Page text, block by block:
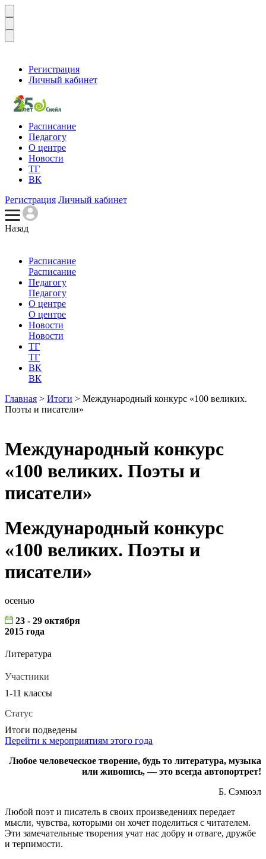
Регистрация
Личный кабинет
Расписание
Педагогу
О центре
Новости
ТГ
ВК
Регистрация Личный кабинет
Назад
Расписание
Расписание
Педагогу
Педагогу
О центре
О центре
Новости
Новости
ТГ
ТГ
ВК
ВК
Главная > Итоги > Международный конкурс «100 великих.
Поэты и писатели»
Международный конкурс
«100 великих. Поэты и
писатели»
Международный конкурс
«100 великих. Поэты и
писатели»
осенью
23 - 29 октября
2015 года
Литература
Участники
1-11 классы
Статус
Итоги подведены
Перейти к мероприятиям этого года
Любое человеческое творение, будь то литература, музыка
или живопись, — это всегда автопортрет!
Б. Сэмюэл
Любой поэт и писатель в своих произведениях передает
мысли, чувства, которыми он хочет поделиться с читателем.
Эти замечательные творения учат нас добру и отваге, дружбе
и терпимости.